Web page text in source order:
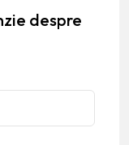
despre